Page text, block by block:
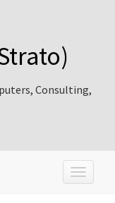
Consulting,
T
o